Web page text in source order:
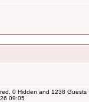
0 Hidden and 1238
09:05